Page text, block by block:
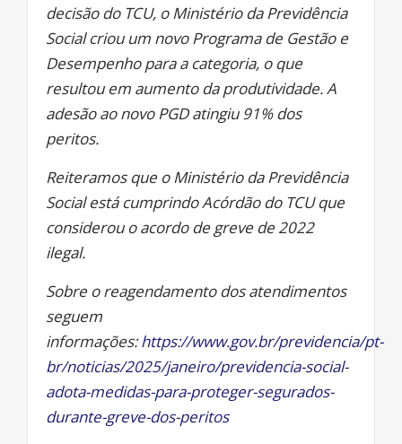
decisão do TCU, o Ministério da Previdência
Social criou um novo Programa de Gestão e
Desempenho para a categoria, o que
resultou em aumento da produtividade. A
adesão ao novo PGD atingiu 91% dos
peritos.
Reiteramos que o Ministério da Previdência
Social está cumprindo Acórdão do TCU que
considerou o acordo de greve de 2022
ilegal.
Sobre o reagendamento dos atendimentos
seguem
informações:https://www.gov.br/previdencia/pt-
br/noticias/2025/janeiro/previdencia-social-
adota-medidas-para-proteger-segurados-
durante-greve-dos-peritos